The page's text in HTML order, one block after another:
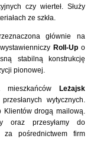
czy wierteł. Służy
ze szkła.
głównie na
Roll-Up o
stabilną konstrukcję
pionowej.
Leżajsk
wytycznych.
Klientów drogą mailową.
oraz przesyłamy do
pośrednictwem firm